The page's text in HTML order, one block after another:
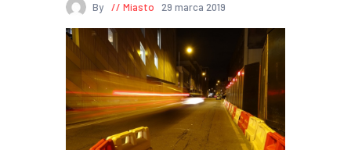
By Miasto 29 marca 2019